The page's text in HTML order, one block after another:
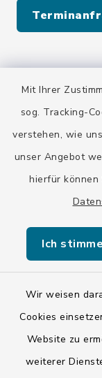
Mit Ihrer
sog. Tracking-
verstehen, wie
unser Angebot
hierfür können
Ich
Wir weisen
Cookies
Website zu
weiterer
Quicklinks
Stadt